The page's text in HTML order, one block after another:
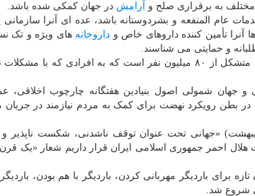
به برقراری صلح و
آرامش در جهان کمکی شده باشد.
عام المنفعه و بشردوستانه باشد، عده ای آنرا سازمانی
تأمین کننده داروهای خاص و داروخانه های ویژه و تک
و حمایتی می شناسند.
نهضت بین المللی صلیب سرخ و هلال احمر یک شبکه بشردوستانه جهانی متشکل از ۸۰ میلیون نفر است که به افرادی که
شمولی اصول بنیادین هفتگانه چارچوب اخلاقی،
بطن رویکرد نهضت برای کمک به مردم نیازمند در جریان
هفته گرامیداشت صلیب سرخ و هلال احمر (۱۸ تا ۲۴ اردیبهشت) «جهانی تحت عنوان توقف ناشدنی، شکست
احمر جمهوری اسلامی ایران قرار داریم شعار «یک
باردیگر مهربانی کردن، باردیگر با هم بودن،
شروع شد.